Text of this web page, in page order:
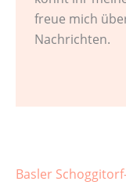
freue mich
Nachrichten.
Basler